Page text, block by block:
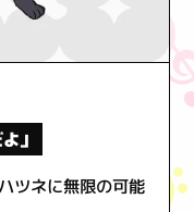
」
ツネに無限の可能